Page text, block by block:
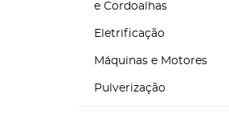
e Cordoalhas
Eletrificação
Máquinas e Motores
Pulverização